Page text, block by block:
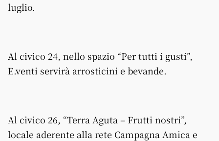
luglio.
Al civico 24, nello spazio “Per tutti i gusti”,
E.venti servirà arrosticini e bevande.
Al civico 26, “Terra Aguta – Frutti nostri”,
locale aderente alla rete Campagna Amica e